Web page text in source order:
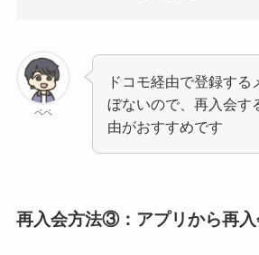
ペペ
ドコモ経由で登録する
ぼないので、再入会す
由がおすすめです
再入会方法③：アプリから再